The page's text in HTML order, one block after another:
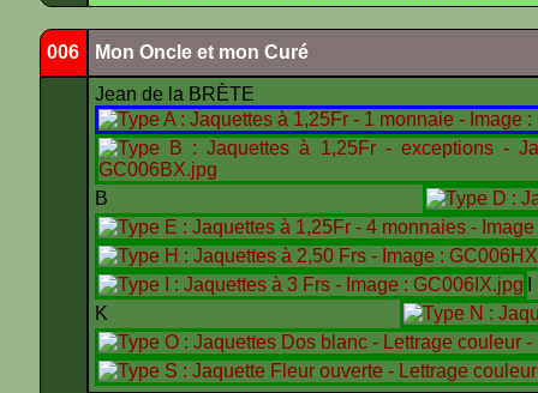
006 Mon Oncle et mon Curé
Jean de la BRÈTE
B
K